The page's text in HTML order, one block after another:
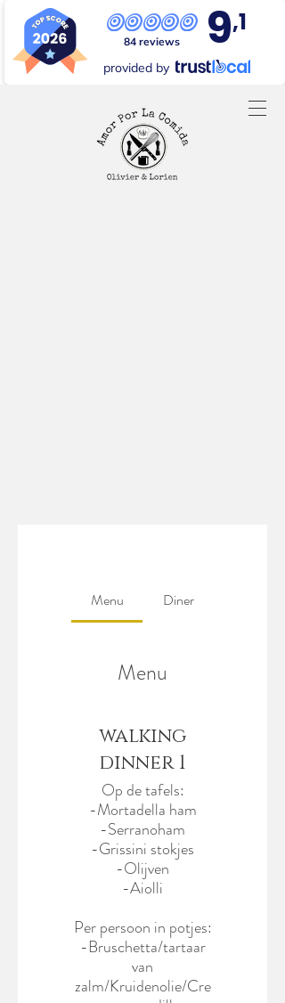
84 reviews 9,1
provided by
Menu Diner
Menu
walking
dinner 1
Op de tafels:
-Mortadella ham
-Serranoham
-Grissini stokjes
-Olijven
-Aiolli
Per persoon in potjes:
-Bruschetta/tartaar
van
zalm/Kruidenolie/Cre